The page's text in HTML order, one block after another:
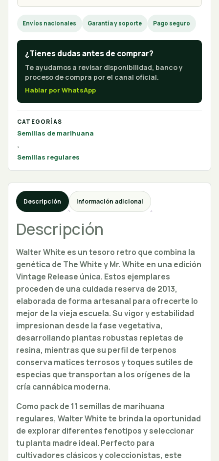
Envíos nacionales Garantía y soporte Pago seguro
¿Tienes dudas antes de comprar?
Te ayudamos a revisar disponibilidad, banco y
proceso de compra por el canal oficial.
Hablar por WhatsApp
CATEGORÍAS
Semillas de marihuana
,
Semillas regulares
Descripción Información adicional
Descripción
Walter White es un tesoro retro que combina la
genética de The White y Mr. White en una edición
Vintage Release única. Estos ejemplares
proceden de una cuidada reserva de 2013,
elaborada de forma artesanal para ofrecerte lo
mejor de la vieja escuela. Su vigor y estabilidad
impresionan desde la fase vegetativa,
desarrollando plantas robustas repletas de
resina, mientras que su perfil de terpenos
conserva matices terrosos y toques sutiles de
especias que transportan a los orígenes de la
cría cannábica moderna.
Como pack de 11 semillas de marihuana
regulares, Walter White te brinda la oportunidad
de explorar diferentes fenotipos y seleccionar
tu planta madre ideal. Perfecto para
cultivadores clásicos y coleccionistas, este